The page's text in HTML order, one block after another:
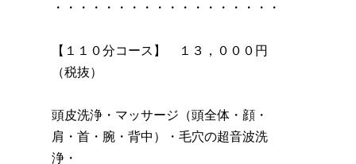
・・・・・・・・・・・・・・・・・・
【１１０分コース】 １３，０００円
（税抜）
頭皮洗浄・マッサージ（頭全体・顔・
肩・首・腕・背中）・毛穴の超音波洗
浄・